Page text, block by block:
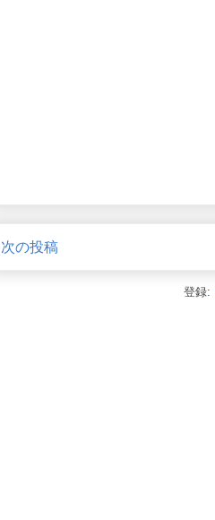
次の投稿
登録: